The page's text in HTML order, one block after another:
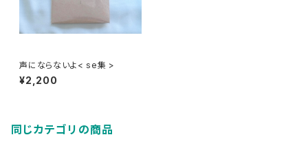
声にならないよ< se集 >
¥2,200
同じカテゴリの商品